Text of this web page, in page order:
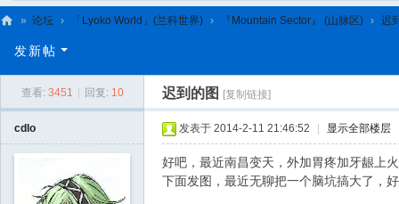
L
» 论坛 › 「Lyoko World」(兰科世界) › 『Mountain Sector』 (山脉区) › 迟
发新帖
查看: 3451 回复: 10 迟到的图 [复制链接]
cdlo 发表于 2014-2-11 21:46:52 显示全部楼层
好吧，最近南昌变天，外加胃疼加牙龈上
下面发图，最近无聊把一个脑坑搞大了，